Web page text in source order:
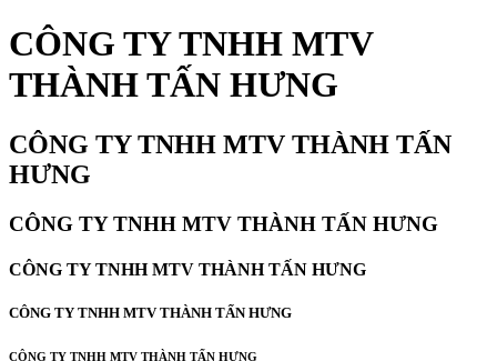
CÔNG TY TNHH MTV
THÀNH TẤN HƯNG
CÔNG TY TNHH MTV THÀNH TẤN
HƯNG
CÔNG TY TNHH MTV THÀNH TẤN HƯNG
CÔNG TY TNHH MTV THÀNH TẤN HƯNG
CÔNG TY TNHH MTV THÀNH TẤN HƯNG
CÔNG TY TNHH MTV THÀNH TẤN HƯNG